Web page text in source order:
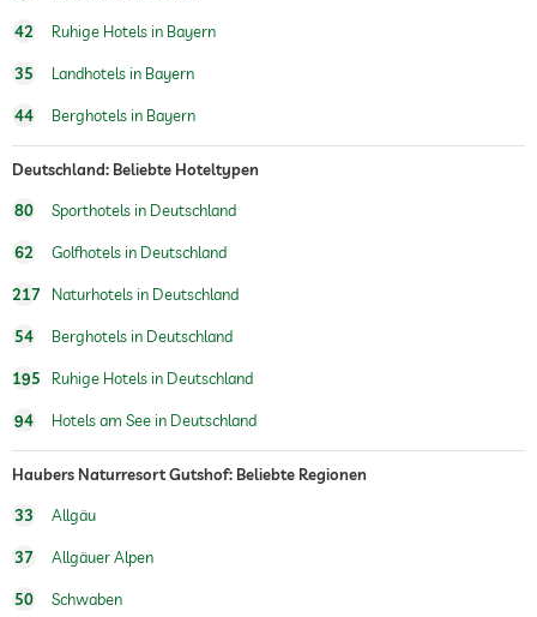
42 Ruhige Hotels in Bayern
35 Landhotels in Bayern
44 Berghotels in Bayern
Deutschland: Beliebte Hoteltypen
80 Sporthotels in Deutschland
62 Golfhotels in Deutschland
217 Naturhotels in Deutschland
54 Berghotels in Deutschland
195 Ruhige Hotels in Deutschland
94 Hotels am See in Deutschland
Haubers Naturresort Gutshof: Beliebte Regionen
33 Allgäu
37 Allgäuer Alpen
50 Schwaben